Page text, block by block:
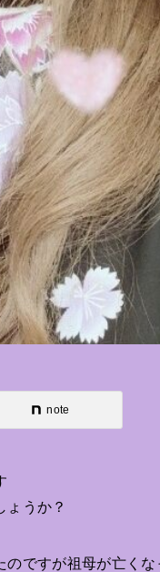
note
ょうか？
のですが祖母が亡く